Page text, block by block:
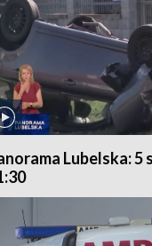
Lubelska: 5